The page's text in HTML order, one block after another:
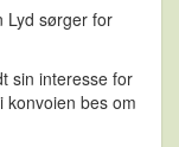
Lyd sørger for
sin interesse for
bes om